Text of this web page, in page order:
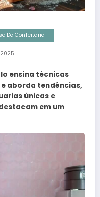
De Confeitaria
ensina técnicas
aborda tendências,
únicas e
em um